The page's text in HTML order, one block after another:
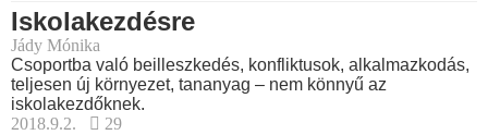
Iskolakezdésre
Jády Mónika
Csoportba való beilleszkedés, konfliktusok, alkalmazkodás,
teljesen új környezet, tananyag – nem könnyű az
iskolakezdőknek.
2018.9.2.
29